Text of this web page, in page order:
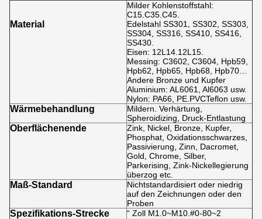
Material
Milder Kohlenstoffstahl:
C15.C35.C45.
Edelstahl SS301, SS302, SS303,
SS304, SS316, SS410, SS416,
SS430.
Eisen: 12L14.12L15.
Messing: C3602, C3604, Hpb59,
Hpb62, Hpb65, Hpb68, Hpb70…
Andere Bronze und Kupfer
Aluminium: AL6061, Al6063 usw.
Nylon: PA66, PE.PVCTeflon usw.
Wärmebehandlung
Mildern. Verhärtung,
Spheroidizing, Druck-Entlastung
Oberflächenende
Zink, Nickel, Bronze, Kupfer,
Phosphat, Oxidationsschwarzes,
Passivierung, Zinn, Dacromet,
Gold, Chrome, Silber,
Parkerising, Zink-Nickellegierung
überzog etc.
Maß-Standard
Nichtstandardisiert oder niedrig
auf den Zeichnungen oder den
Proben
Spezifikations-Strecke “ Zoll M1.0~M10.#0-80~2